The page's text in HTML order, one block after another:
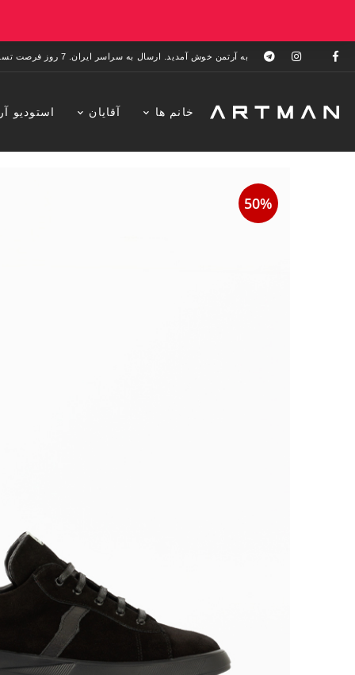
به آرتمن خوش آمدید. ارسال به سراسر ایران. 7 روز فرصت تست در منزل. 1 سال خدمات پس از فروش.
خانم ها آقایان استودیو
50%